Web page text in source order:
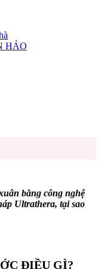
HẢO
bằng công nghệ
Ultrathera, tại sao
ĐIỀU GÌ?